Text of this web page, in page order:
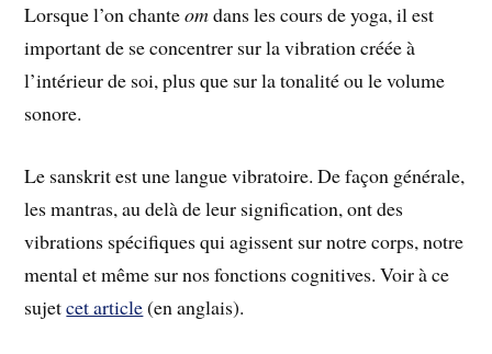
Lorsque l’on chanteomdans les cours de yoga, il est
important de se concentrer sur la vibration créée à
l’intérieur de soi, plus que sur la tonalité ou le volume
sonore.
Le sanskrit est une langue vibratoire. De façon générale,
les mantras, au delà de leur signification, ont des
vibrations spécifiques qui agissent sur notre corps, notre
mental et même sur nos fonctions cognitives. Voir à ce
sujetcet article(en anglais).